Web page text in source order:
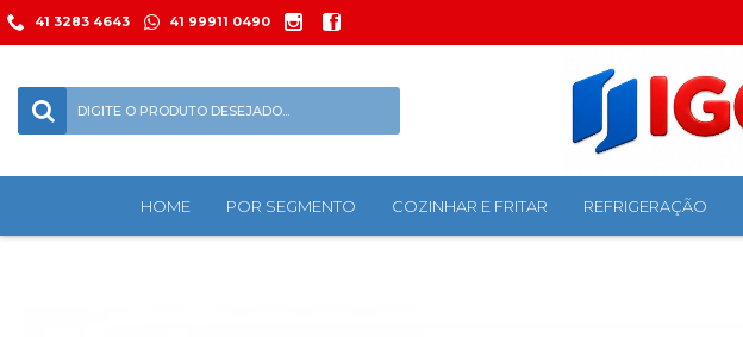
41 3283 4643 41 99911 0490
HOME POR SEGMENTO COZINHAR E FRITAR REFRIGERAÇÃO